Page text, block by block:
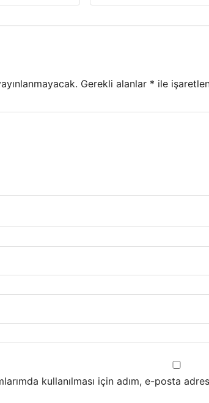
Gerekli alanlar * ile
kullanılması için adım, e-posta